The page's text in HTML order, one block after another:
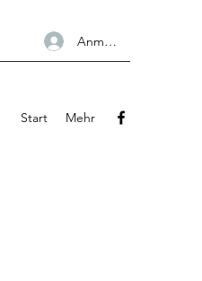
Anmelden
Start Mehr